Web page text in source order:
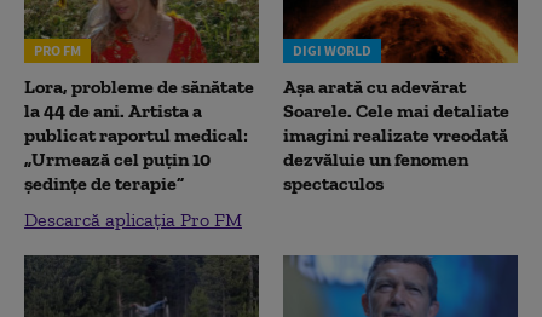
PRO FM
Lora, probleme de sănătate
la 44 de ani. Artista a
publicat raportul medical:
„Urmează cel puțin 10
ședințe de terapie”
Descarcă aplicația Pro FM
DIGI WORLD
Așa arată cu adevărat
Soarele. Cele mai detaliate
imagini realizate vreodată
dezvăluie un fenomen
spectaculos